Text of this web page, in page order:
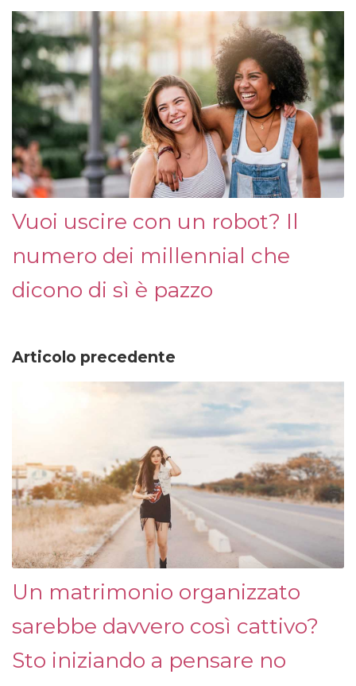
Vuoi uscire con un robot? Il
numero dei millennial che
dicono di sì è pazzo
Articolo precedente
Un matrimonio organizzato
sarebbe davvero così cattivo?
Sto iniziando a pensare no